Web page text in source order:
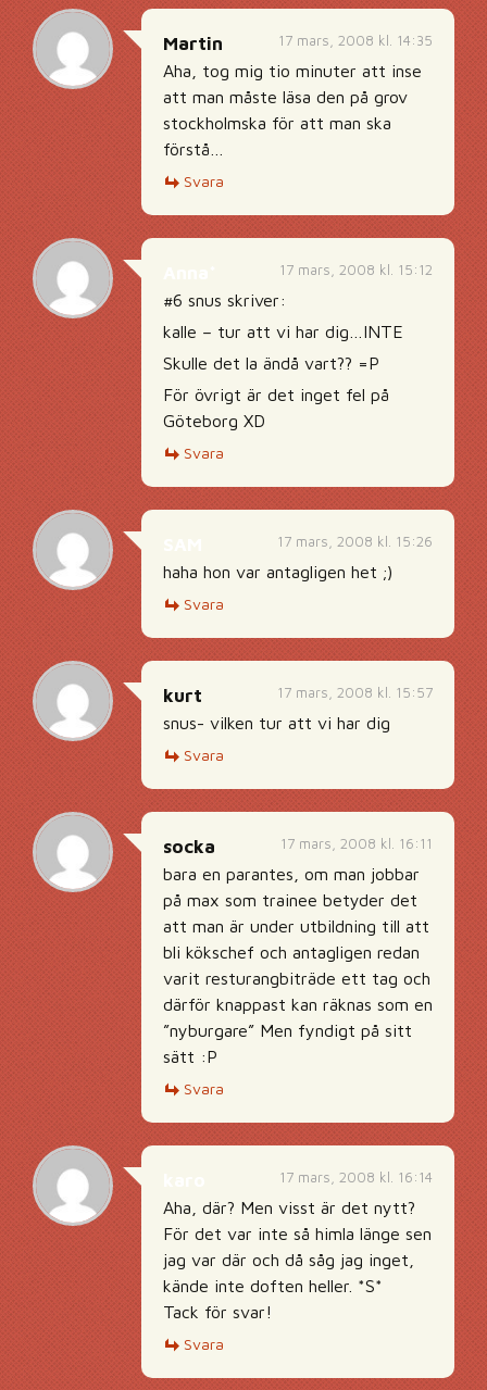
17 mars, 2008 kl. 14:35
Martin
Aha, tog mig tio minuter att inse
att man måste läsa den på grov
stockholmska för att man ska
förstå…
Svara
17 mars, 2008 kl. 15:12
#6 snus skriver:
kalle – tur att vi har dig…INTE
Skulle det la ändå vart?? =P
För övrigt är det inget fel på
Göteborg XD
Svara
17 mars, 2008 kl. 15:26
haha hon var antagligen het ;)
Svara
17 mars, 2008 kl. 15:57
kurt
snus- vilken tur att vi har dig
Svara
17 mars, 2008 kl. 16:11
socka
bara en parantes, om man jobbar
på max som trainee betyder det
att man är under utbildning till att
bli kökschef och antagligen redan
varit resturangbiträde ett tag och
därför knappast kan räknas som en
”nyburgare” Men fyndigt på sitt
sätt :P
Svara
17 mars, 2008 kl. 16:14
Aha, där? Men visst är det nytt?
För det var inte så himla länge sen
jag var där och då såg jag inget,
kände inte doften heller. *S*
Tack för svar!
Svara